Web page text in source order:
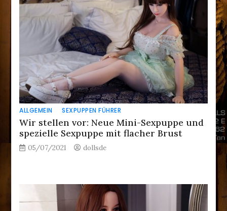
ALLGEMEIN SEXPUPPEN FÜHRER
Wir stellen vor: Neue Mini-Sexpuppe und
spezielle Sexpuppe mit flacher Brust
05/07/2021 dollsde